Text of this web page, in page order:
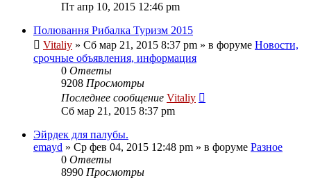
Пт апр 10, 2015 12:46 pm
Полювання Рибалка Туризм 2015
Vitaliy » Сб мар 21, 2015 8:37 pm » в форуме Новости,
срочные объявления, информация
0 Ответы
9208 Просмотры
Последнее сообщение Vitaliy
Сб мар 21, 2015 8:37 pm
Эйрдек для палубы.
emayd » Ср фев 04, 2015 12:48 pm » в форуме Разное
0 Ответы
8990 Просмотры